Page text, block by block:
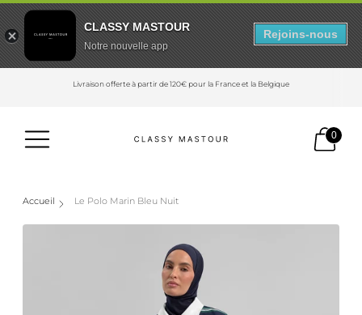
Livraison offerte à partir de 120€ pour la France et la Belgique
0
Accueil Le Polo Marin Bleu Nuit
CLASSY MASTOUR
Notre nouvelle app
Rejoins-nous